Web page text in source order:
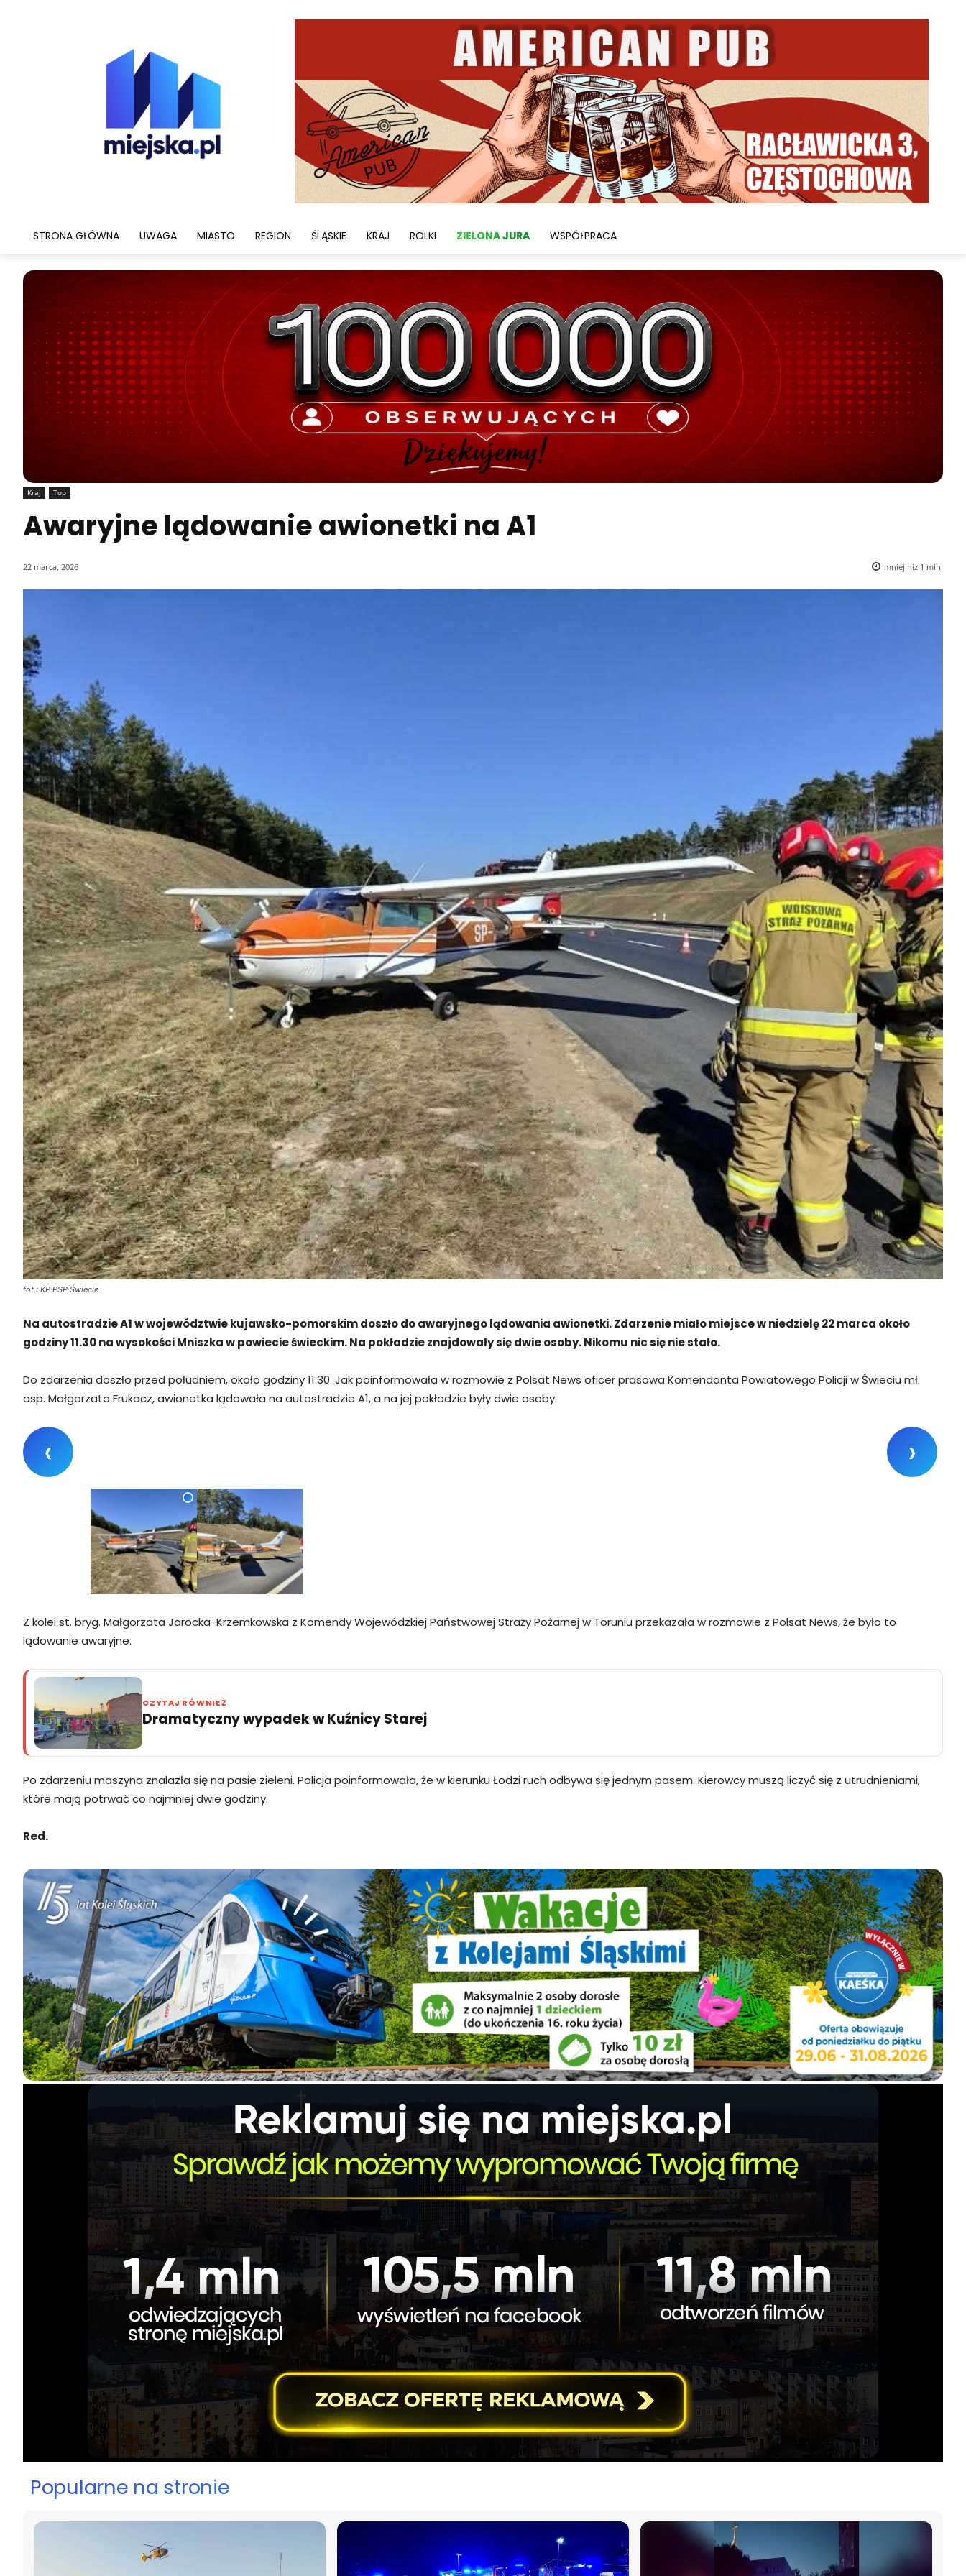
STRONA GŁÓWNA UWAGA MIASTO REGION ŚLĄSKIE KRAJ ROLKI ZIELONA JURA WSPÓŁPRACA
Kraj Top
Awaryjne lądowanie awionetki na A1
22 marca, 2026 mniej niż 1 min.
fot.: KP PSP Świecie
Na autostradzie A1 w województwie kujawsko-pomorskim doszło do awaryjnego lądowania awionetki. Zdarzenie miało miejsce w niedzielę 22 marca około
godziny 11.30 na wysokości Mniszka w powiecie świeckim. Na pokładzie znajdowały się dwie osoby. Nikomu nic się nie stało.
Do zdarzenia doszło przed południem, około godziny 11.30. Jak poinformowała w rozmowie z Polsat News oficer prasowa Komendanta Powiatowego Policji w Świeciu mł.
asp. Małgorzata Frukacz, awionetka lądowała na autostradzie A1, a na jej pokładzie były dwie osoby.
‹ ›
Z kolei st. bryg. Małgorzata Jarocka-Krzemkowska z Komendy Wojewódzkiej Państwowej Straży Pożarnej w Toruniu przekazała w rozmowie z Polsat News, że było to
lądowanie awaryjne.
CZYTAJ RÓWNIEŻ
Dramatyczny wypadek w Kuźnicy Starej
Po zdarzeniu maszyna znalazła się na pasie zieleni. Policja poinformowała, że w kierunku Łodzi ruch odbywa się jednym pasem. Kierowcy muszą liczyć się z utrudnieniami,
które mają potrwać co najmniej dwie godziny.
Red.
Popularne na stronie